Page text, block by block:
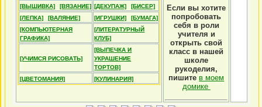
[ВЫШИВКА] [ВЯЗАНИЕ] [ДЕКУПАЖ]
[БИСЕР]
[ЛЕПКА]
[ВАЛЯНИЕ] [ИГРУШКИ]
[БУМАГА]
[КОМПЬЮТЕРНАЯ
ГРАФИКА]
[ЛИТЕРАТУРНЫЙ
КЛУБ]
[УЧИМСЯ РИСОВАТЬ]
[ВЫПЕЧКА И
УКРАШЕНИЕ
ТОРТОВ]
[ЦВЕТОМАНИЯ]
[КУЛИНАРИЯ]
Если вы хотите
попробовать
себя в роли
учителя и
открыть свой
класс в нашей
школе
рукоделия,
пишите в моем
домике